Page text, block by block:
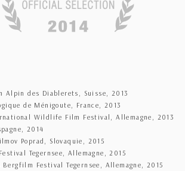
Alpin des Diablerets, Suisse, 2013
de Ménigoute, France, 2013
Wildlife Film Festival, Allemagne, 2013
2014
Poprad, Slovaquie, 2015
Tegernsee, Allemagne, 2015
Festival Tegernsee, Allemagne, 2015